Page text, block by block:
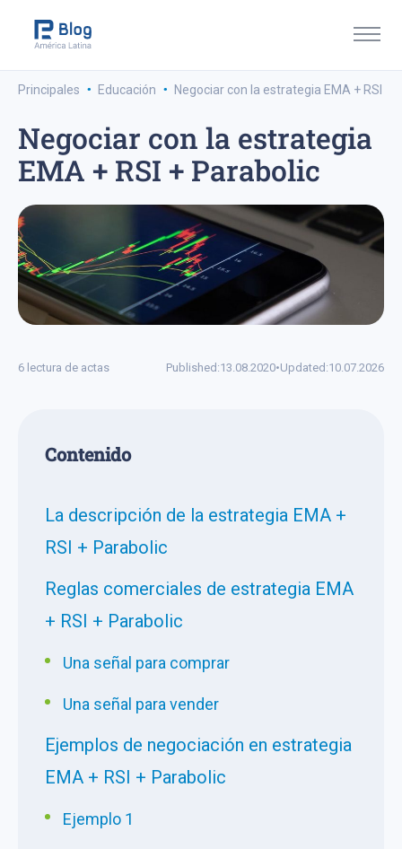
Principales · Educación · Negociar con la estrategia EMA + RSI +
Negociar con la estrategia
EMA + RSI + Parabolic
6 lectura de actas Published:13.08.2020•Updated:10.07.2026
Сontenido
La descripción de la estrategia EMA +
RSI + Parabolic
Reglas comerciales de estrategia EMA
+ RSI + Parabolic
Una señal para comprar
Una señal para vender
Ejemplos de negociación en estrategia
EMA + RSI + Parabolic
Ejemplo 1